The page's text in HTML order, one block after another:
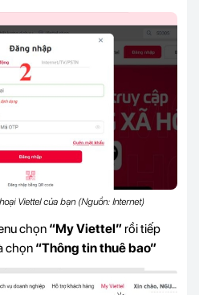
Viettel của bạn (Nguồn: Internet)
chọn “My Viettel” rồi tiếp
chọn “Thông tin thuê bao”